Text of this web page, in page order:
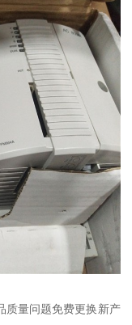
质量问题免费更换新产